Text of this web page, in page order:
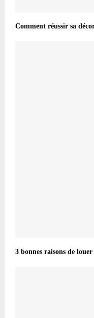
Comment réussir sa
3 bonnes raisons de